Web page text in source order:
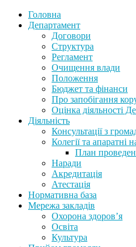
Головна
Департамент
Договори
Структура
Регламент
Очищення влади
Положення
Бюджет та фінанси
Про запобігання
Оцінка діяльності
Діяльність
Консультації з
Колегії та апаратні
План
Наради
Акредитація
Атестація
Нормативна база
Мережа закладів
Охорона здоров’я
Освіта
Культура